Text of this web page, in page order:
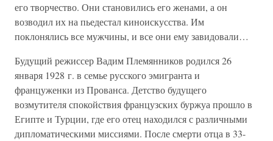
его творчество. Они становились его женами, а он
возводил их на пьедестал киноискусства. Им
поклонялись все мужчины, и все они ему завидовали…
Будущий режиссер Вадим Племянников родился 26
января 1928 г. в семье русского эмигранта и
француженки из Прованса. Детство будущего
возмутителя спокойствия французских буржуа прошло в
Египте и Турции, где его отец находился с различными
дипломатическими миссиями. После смерти отца в 33-